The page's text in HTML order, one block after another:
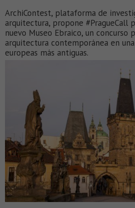
ArchiContest, plataforma de
arquitectura, propone #PragueCall
nuevo Museo Ebraico, un concurso
arquitectura contemporánea en
europeas más antiguas.